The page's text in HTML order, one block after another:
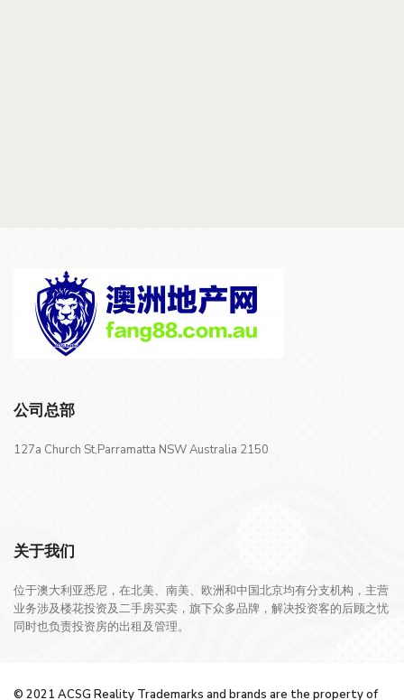
公司总部
127a Church St,Parramatta NSW Australia 2150
关于我们
位于澳大利亚悉尼，在北美、南美、欧洲和中国北京均有分支机构，主营
业务涉及楼花投资及二手房买卖，旗下众多品牌，解决投资客的后顾之忧
同时也负责投资房的出租及管理。
© 2021 ACSG Reality Trademarks and brands are the property of